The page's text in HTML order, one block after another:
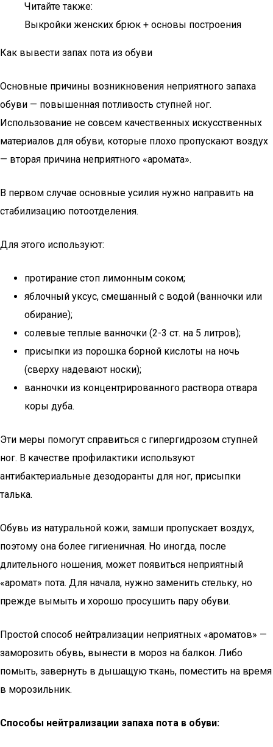
Читайте также:
Выкройки женских брюк + основы построения
Как вывести запах пота из обуви
Основные причины возникновения неприятного запаха
обуви — повышенная потливость ступней ног.
Использование не совсем качественных искусственных
материалов для обуви, которые плохо пропускают воздух
— вторая причина неприятного «аромата».
В первом случае основные усилия нужно направить на
стабилизацию потоотделения.
Для этого используют:
протирание стоп лимонным соком;
яблочный уксус, смешанный с водой (ванночки или
обирание);
солевые теплые ванночки (2-3 ст. на 5 литров);
присыпки из порошка борной кислоты на ночь
(сверху надевают носки);
ванночки из концентрированного раствора отвара
коры дуба.
Эти меры помогут справиться с гипергидрозом ступней
ног. В качестве профилактики используют
антибактериальные дезодоранты для ног, присыпки
талька.
Обувь из натуральной кожи, замши пропускает воздух,
поэтому она более гигиеничная. Но иногда, после
длительного ношения, может появиться неприятный
«аромат» пота. Для начала, нужно заменить стельку, но
прежде вымыть и хорошо просушить пару обуви.
Простой способ нейтрализации неприятных «ароматов» —
заморозить обувь, вынести в мороз на балкон. Либо
помыть, завернуть в дышащую ткань, поместить на время
в морозильник.
Способы нейтрализации запаха пота в обуви: